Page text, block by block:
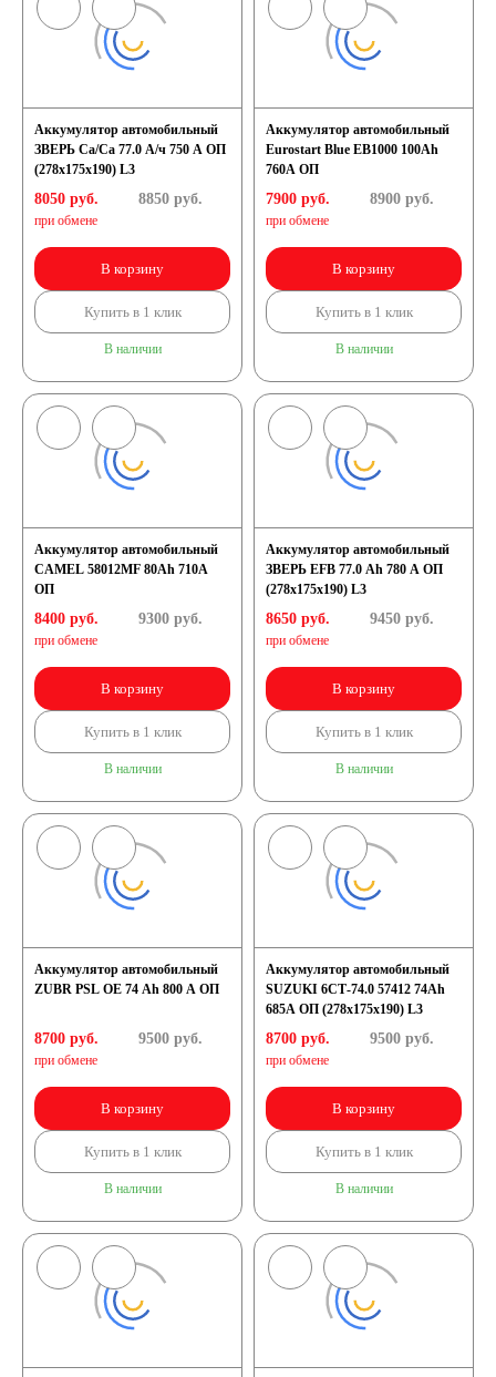
Аккумулятор автомобильный
ЗВЕРЬ Са/Са 77.0 А/ч 750 A ОП
(278x175x190) L3
8050 руб.
при обмене
8850руб.
В корзину
Купить в 1 клик
В наличии
Аккумулятор автомобильный
Eurostart Blue EB1000 100Ah
760A ОП
7900 руб.
при обмене
8900руб.
В корзину
Купить в 1 клик
В наличии
Аккумулятор автомобильный
CAMEL 58012MF 80Ah 710A
ОП
8400 руб.
при обмене
9300руб.
В корзину
Купить в 1 клик
В наличии
Аккумулятор автомобильный
ЗВЕРЬ EFB 77.0 Ah 780 А ОП
(278x175x190) L3
8650 руб.
при обмене
9450руб.
В корзину
Купить в 1 клик
В наличии
Аккумулятор автомобильный
ZUBR PSL OE 74 Ah 800 A ОП
8700 руб.
при обмене
9500руб.
В корзину
Купить в 1 клик
В наличии
Аккумулятор автомобильный
SUZUKI 6СТ-74.0 57412 74Ah
685A ОП (278х175х190) L3
8700 руб.
при обмене
9500руб.
В корзину
Купить в 1 клик
В наличии